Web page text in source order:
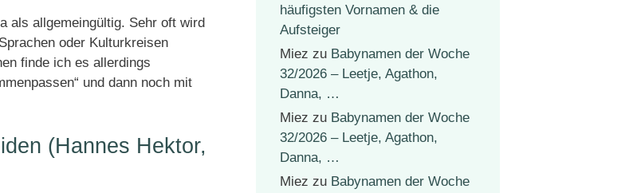
als allgemeingültig. Sehr oft wird
oder Kulturkreisen
finde ich es allerdings
und dann noch mit
(Hannes Hektor,
häufigsten Vornamen & die
Aufsteiger
Miez zu Babynamen der Woche
32/2026 – Leetje, Agathon,
Danna, …
Miez zu Babynamen der Woche
32/2026 – Leetje, Agathon,
Danna, …
Miez zu Babynamen der Woche